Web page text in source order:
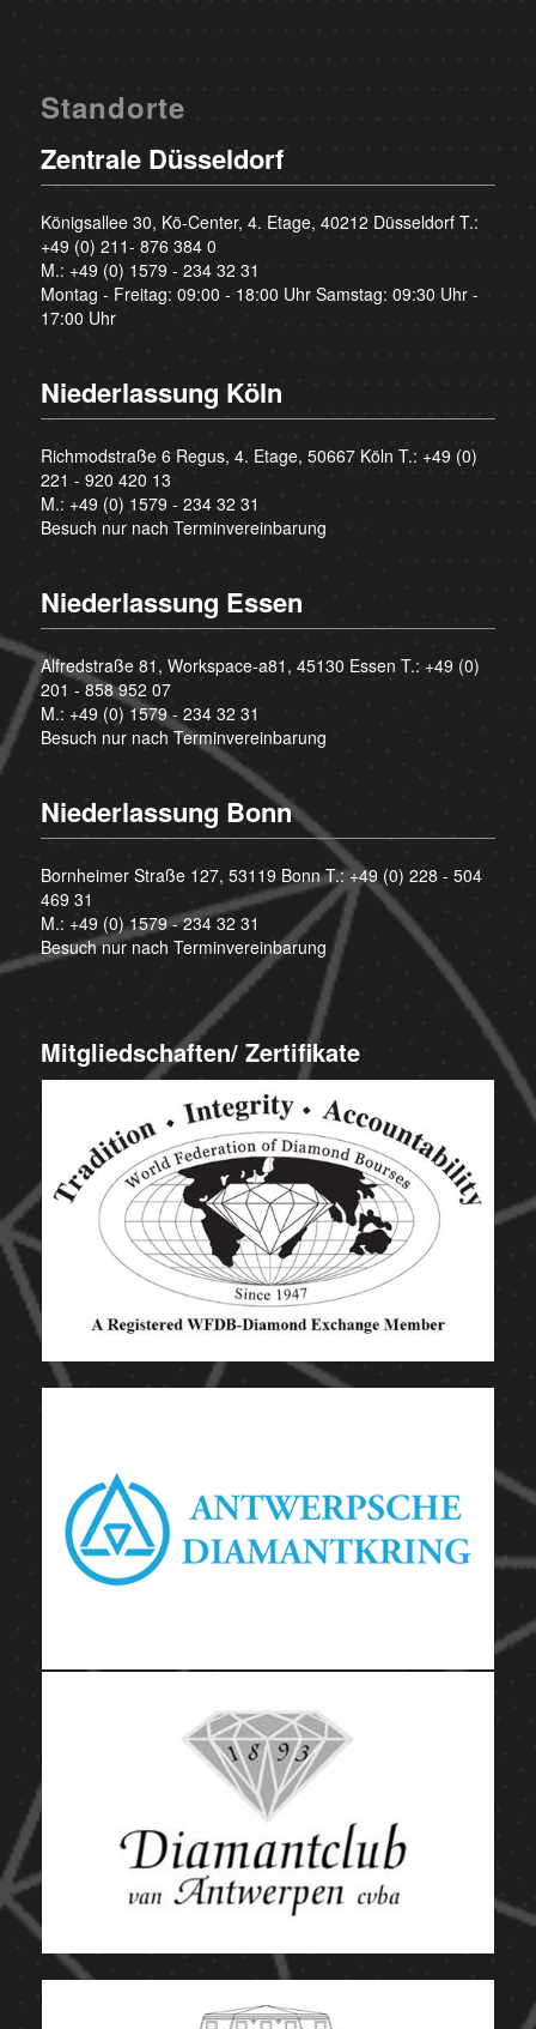
Standorte
Zentrale Düsseldorf
Königsallee 30, Kö-Center, 4. Etage, 40212 Düsseldorf T.:
+49 (0) 211- 876 384 0
M.: +49 (0) 1579 - 234 32 31
Montag - Freitag: 09:00 - 18:00 Uhr Samstag: 09:30 Uhr -
17:00 Uhr
Niederlassung Köln
Richmodstraße 6 Regus, 4. Etage, 50667 Köln T.: +49 (0)
221 - 920 420 13
M.: +49 (0) 1579 - 234 32 31
Besuch nur nach Terminvereinbarung
Niederlassung Essen
Alfredstraße 81, Workspace-a81, 45130 Essen T.: +49 (0)
201 - 858 952 07
M.: +49 (0) 1579 - 234 32 31
Besuch nur nach Terminvereinbarung
Niederlassung Bonn
Bornheimer Straße 127, 53119 Bonn T.:+49 (0) 228 - 504
469 31
M.: +49 (0) 1579 - 234 32 31
Besuch nur nach Terminvereinbarung
Mitgliedschaften/ Zertifikate